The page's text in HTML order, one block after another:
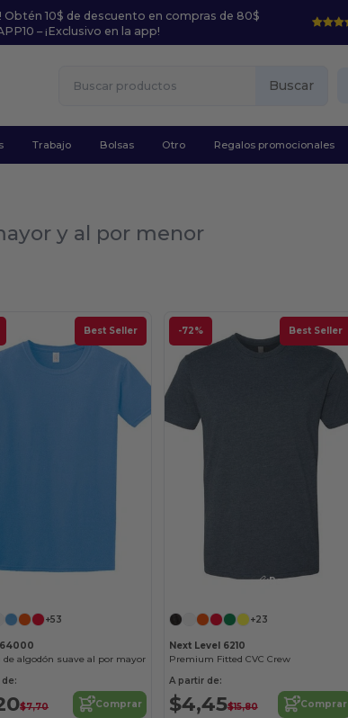
Obtén 10$ de descuento en compras de 80$
– ¡Exclusivo en la app!
Buscar
Trabajo Bolsas Otro Regalos promocionales
y al por menor
Best Seller
+53
de algodón suave al por mayor
$7,70 Comprar
-72% Best Seller
¡Personalízalo!
+23
Next Level 6210
Premium Fitted CVC Crew
A partir de:
$4,45$15,80 Comprar